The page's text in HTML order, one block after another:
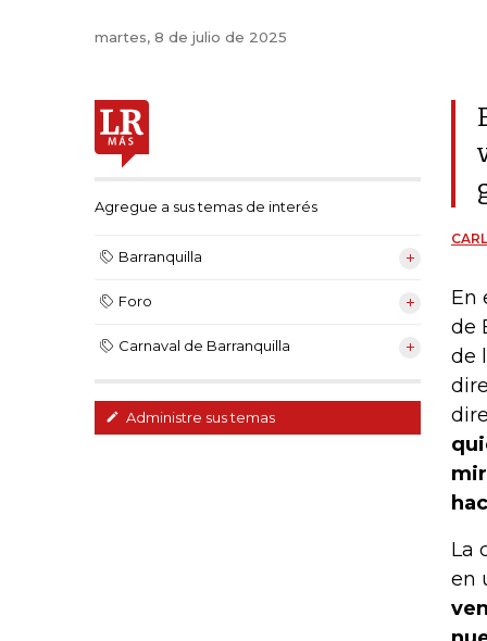
martes, 8 de julio de 2025
Agregue a sus temas de interés
Barranquilla
Foro
Carnaval de Barranquilla
Administre sus temas
En
de
de
La
en